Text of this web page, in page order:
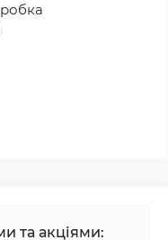
та акціями: